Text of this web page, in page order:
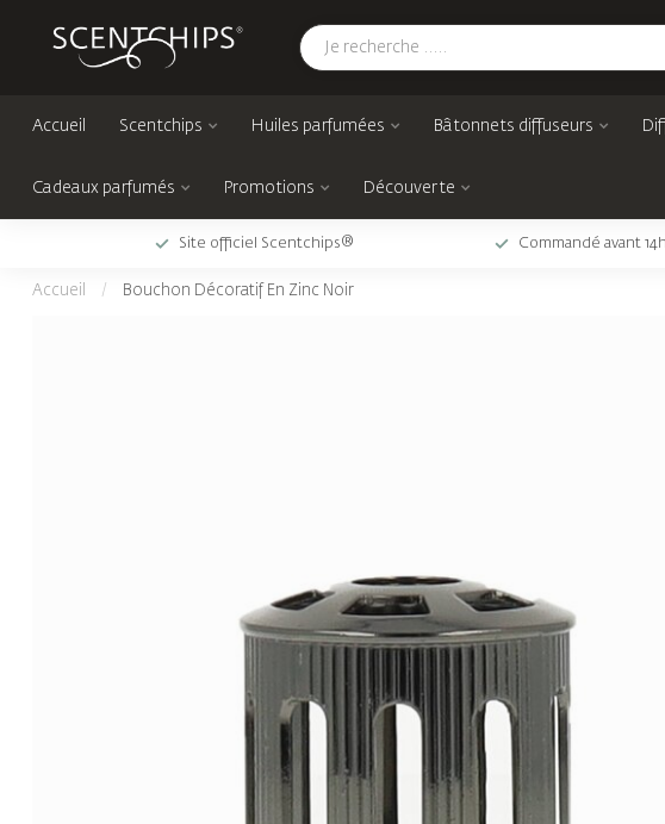
Accueil Scentchips Huiles parfumées Bâtonnets diffuseurs
Cadeaux parfumés Promotions Découverte
Site officiel Scentchips® Commandé avant
Accueil / Bouchon Décoratif En Zinc Noir